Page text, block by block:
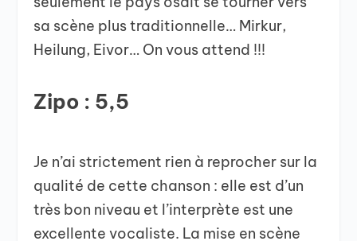
sa scène plus traditionnelle… Mirkur,
Heilung, Eivor… On vous attend !!!
Zipo : 5,5
Je n’ai strictement rien à reprocher sur la
qualité de cette chanson : elle est d’un
très bon niveau et l’interprète est une
excellente vocaliste. La mise en scène